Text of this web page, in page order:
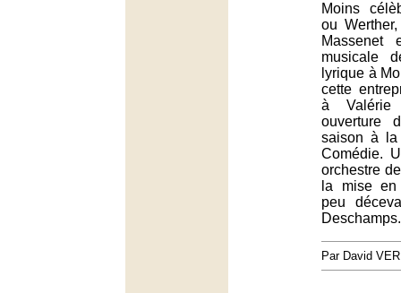
Moins
ou
Massenet
musicale
lyrique à
cette
à Valérie
ouverture
saison à la
Comédie.
orchestre
la mise en
peu
Deschamps.
Par David